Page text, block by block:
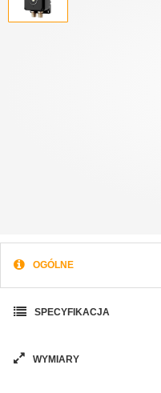
OGÓLNE
SPECYFIKACJA
WYMIARY